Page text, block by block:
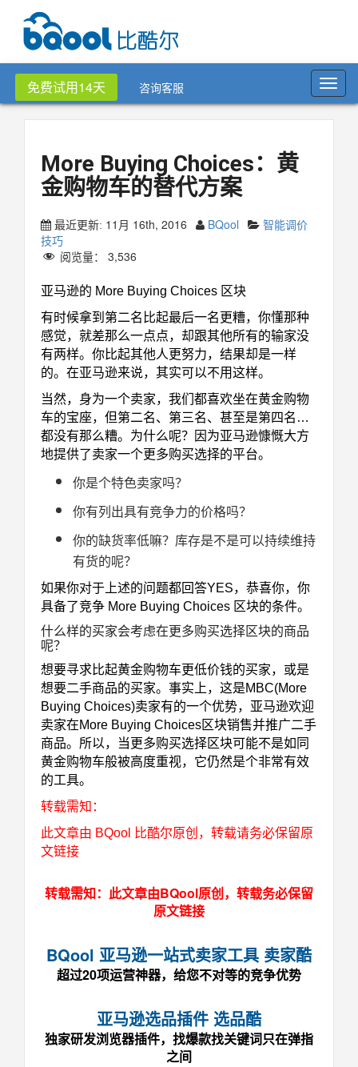
免费试用14天 咨询客服
More Buying Choices：黄
金购物车的替代方案
最近更新: 11月 16th, 2016 BQool
智能调价
技巧
阅览量： 3,536
亚马逊的 More Buying Choices 区块
有时候拿到第二名比起最后一名更糟，你懂那种
感觉，就差那么一点点，却跟其他所有的输家没
有两样。你比起其他人更努力，结果却是一样
的。在亚马逊来说，其实可以不用这样。
当然，身为一个卖家，我们都喜欢坐在黄金购物
车的宝座，但第二名、第三名、甚至是第四名…
都没有那么糟。为什么呢？因为亚马逊慷慨大方
地提供了卖家一个更多购买选择的平台。
你是个特色卖家吗？
你有列出具有竞争力的价格吗？
你的缺货率低嘛？库存是不是可以持续维持
有货的呢？
如果你对于上述的问题都回答YES，恭喜你，你
具备了竞争 More Buying Choices 区块的条件。
什么样的买家会考虑在更多购买选择区块的商品
呢？
想要寻求比起黄金购物车更低价钱的买家，或是
想要二手商品的买家。 事实上，这是MBC(More
Buying Choices)卖家有的一个优势，亚马逊欢迎
卖家在More Buying Choices区块销售并推广二手
商品。 所以，当更多购买选择区块可能不是如同
黄金购物车般被高度重视，它仍然是个非常有效
的工具。
转载需知：
此文章由 BQool 比酷尔原创，转载请务必保留原
文链接
转载需知：此文章由BQool原创，转载务必保留
原文链接
BQool 亚马逊一站式卖家工具 卖家酷
超过20项运营神器，给您不对等的竞争优势
亚马逊选品插件 选品酷
独家研发浏览器插件，找爆款找关键词只在弹指
之间